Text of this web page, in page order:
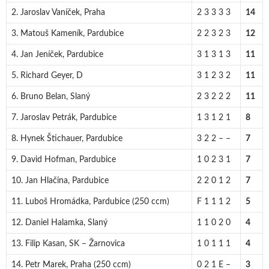
2. Jaroslav Vaníček, Praha 2 3 3 3 3 14
3. Matouš Kameník, Pardubice 2 2 3 2 3 12
4. Jan Jeníček, Pardubice 3 1 3 1 3 11
5. Richard Geyer, D 3 1 2 3 2 11
6. Bruno Belan, Slaný 2 3 2 2 2 11
7. Jaroslav Petrák, Pardubice 1 3 1 2 1 8
8. Hynek Štichauer, Pardubice 3 2 2 – – 7
9. David Hofman, Pardubice 1 0 2 3 1 7
10. Jan Hlačina, Pardubice 2 2 0 1 2 7
11. Luboš Hromádka, Pardubice (250 ccm) F 1 1 1 2 5
12. Daniel Halamka, Slaný 1 1 0 2 0 4
13. Filip Kasan, SK – Žarnovica 1 0 1 1 1 4
14. Petr Marek, Praha (250 ccm) 0 2 1 E – 3